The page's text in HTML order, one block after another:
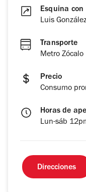
Esquina con
Luis
Transporte
Metro Zócalo
Precio
Consumo
Horas de
Lun-sáb
Direcciones